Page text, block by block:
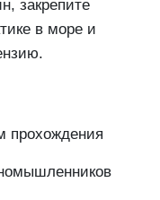
закрепите
в море и
прохождения